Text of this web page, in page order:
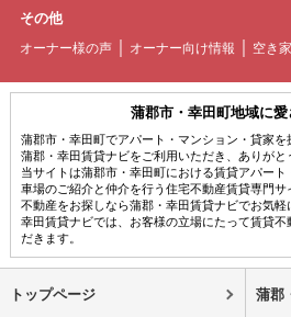
その他
オーナー様の声 オーナー向け情報 空き家
蒲郡市・幸田町地域に
蒲郡市・幸田町でアパート・マンション・貸家を
蒲郡・幸田賃貸ナビをご利用いただき、ありがと
当サイトは蒲郡市・幸田町における賃貸アパー
車場のご紹介と仲介を行う住宅不動産賃貸専門
不動産をお探しなら蒲郡・幸田賃貸ナビでお気軽
幸田賃貸ナビでは、お客様の立場にたって賃貸
だきます。
トップページ 蒲郡